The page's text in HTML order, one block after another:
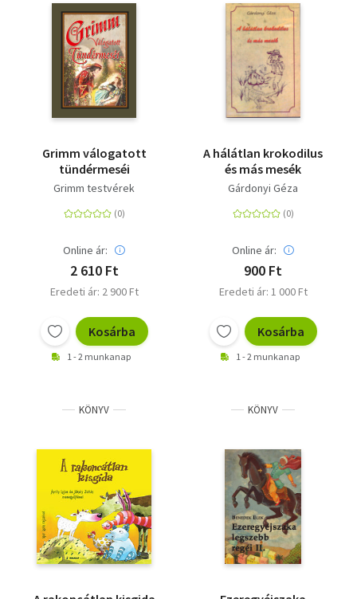
Grimm válogatott
tündérmeséi
Grimm testvérek
Online ár:
2 610 Ft
Eredeti ár: 2 900 Ft
Kosárba
1 - 2 munkanap
A hálátlan krokodilus
és más mesék
Gárdonyi Géza
Online ár:
900 Ft
Eredeti ár: 1 000 Ft
Kosárba
1 - 2 munkanap
KÖNYV KÖNYV